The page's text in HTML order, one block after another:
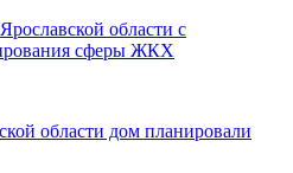
области с
сферы ЖКХ
области дом планировали